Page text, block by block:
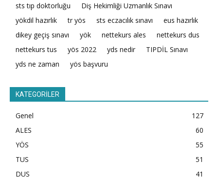
sts tıp doktorluğu
Diş Hekimliği Uzmanlık Sınavı
yökdil hazırlık
tr yös sts eczacılık sınavı
eus hazırlık
dikey geçiş sınavı
yök nettekurs ales
nettekurs dus
nettekurs tus
yös 2022 yds nedir
TIPDİL Sınavı
yds ne zaman
yös başvuru
KATEGORİLER
Genel
127
ALES
60
YÖS
55
TUS
51
DUS
41